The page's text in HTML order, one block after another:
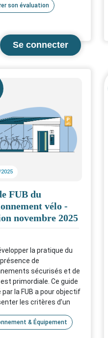
les tâches
pas à la télécharger si
concernés par une
son évaluation
FUB du
vélo -
novembre 2025
la pratique du
de
sécurisés et de
primordiale. Ce guide
par la FUB a pour objectif
les critères d’un
permanent, pour
& Équipement